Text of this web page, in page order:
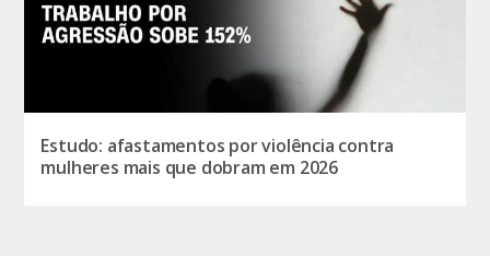
Estudo: afastamentos por violência contra
mulheres mais que dobram em 2026